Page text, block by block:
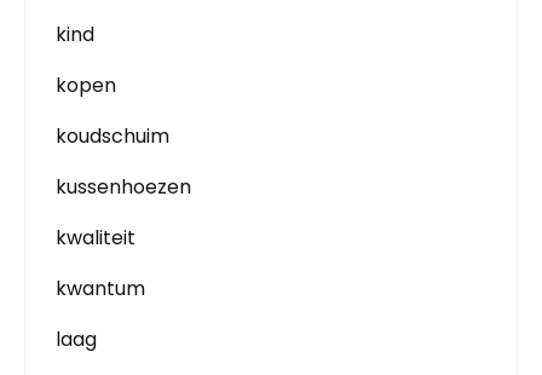
kind
kopen
koudschuim
kussenhoezen
kwaliteit
kwantum
laag